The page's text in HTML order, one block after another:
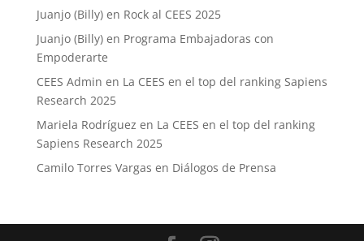
Juanjo (Billy)en Rock al CEES 2025
Juanjo (Billy)en Programa Embajadoras con
Empoderarte
CEES Admin en La CEES en el top del ranking Sapiens
Research 2025
Mariela Rodríguez en La CEES en el top del ranking
Sapiens Research 2025
Camilo Torres Vargas en Diálogos de Prensa